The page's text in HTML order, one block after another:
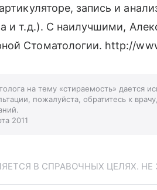
запись и
и т.д.). С наилучшими,
Стоматологии. http://
на тему «стираемость» дается
пожалуйста, обратитесь к
2011
В СПРАВОЧНЫХ ЦЕЛЯХ.